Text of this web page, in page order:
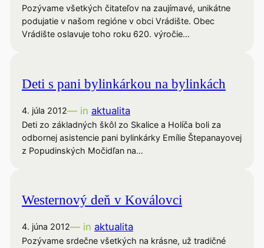
Pozývame všetkých čitateľov na zaujímavé, unikátne
podujatie v našom regióne v obci Vrádište. Obec
Vrádište oslavuje toho roku 620. výročie…
Deti s pani bylinkárkou na bylinkách
4. júla 2012— in aktualita
Deti zo základných škôl zo Skalice a Holíča boli za
odbornej asistencie pani bylinkárky Emílie Štepanayovej
z Popudinských Močidľan na…
Westernový deň v Koválovci
4. júna 2012— in aktualita
Pozývame srdečne všetkých na krásne, už tradičné